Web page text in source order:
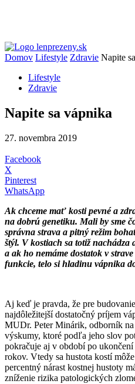
Domov Lifestyle Zdravie Napite
Lifestyle
Zdravie
Napite sa vápnika
27. novembra 2019
Facebook
X
Pinterest
WhatsApp
Ak chceme mať kosti pevné a
na dobrú genetiku. Mali by sme
správna strava a pitný režim
štýl. V kostiach sa totiž nachádza
a ak ho nemáme dostatok v
funkcie, telo si hladinu vápnika
Aj keď je pravda, že pre
najdôležitejší dostatočný príjem
MUDr. Peter Minárik, odborník
výskumy, ktoré podľa jeho slov
pokračuje aj v období po
rokov. Vtedy sa hustota kostí
percentný nárast kostnej hustoty
zníženie rizika patologických